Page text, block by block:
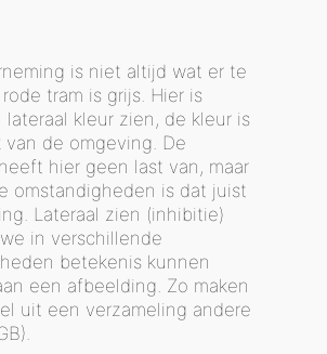
is niet altijd wat er te
tram is grijs. Hier is
lateraal kleur zien, de kleur is
van de omgeving. De
hier geen last van, maar
omstandigheden is dat juist
Lateraal zien (inhibitie)
in verschillende
betekenis kunnen
een afbeelding. Zo maken
uit een verzameling andere